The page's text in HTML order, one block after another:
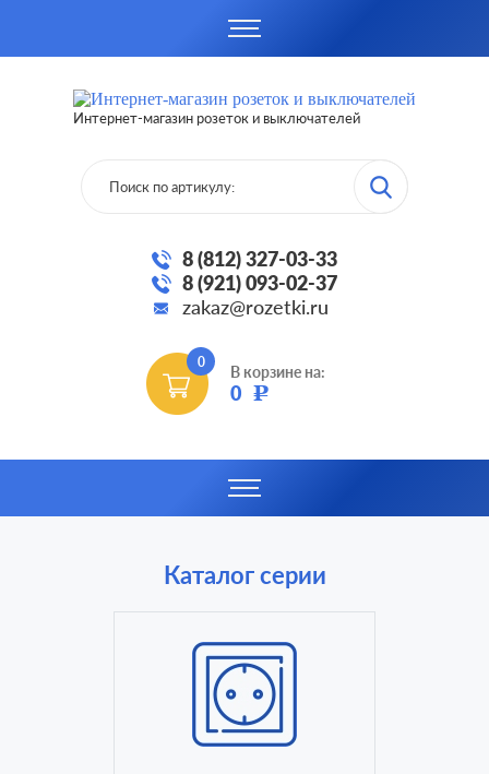
Интернет-магазин розеток и выключателей
8 (812) 327-03-33
8 (921) 093-02-37
zakaz@rozetki.ru
0
В корзине на:
0 Р
Каталог серии